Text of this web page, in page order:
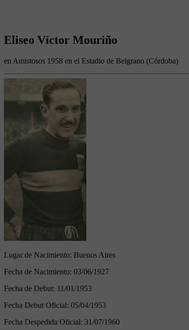
Eliseo Víctor Mouriño
en Amistosos 1958 en el Estadio de Belgrano (Córdoba)
Lugar de Nacimiento: Buenos Aires
Fecha de Nacimiento: 03/06/1927
Fecha de Debut: 11/01/1953
Fecha Debut Oficial: 05/04/1953
Fecha Despedida Oficial: 31/07/1960